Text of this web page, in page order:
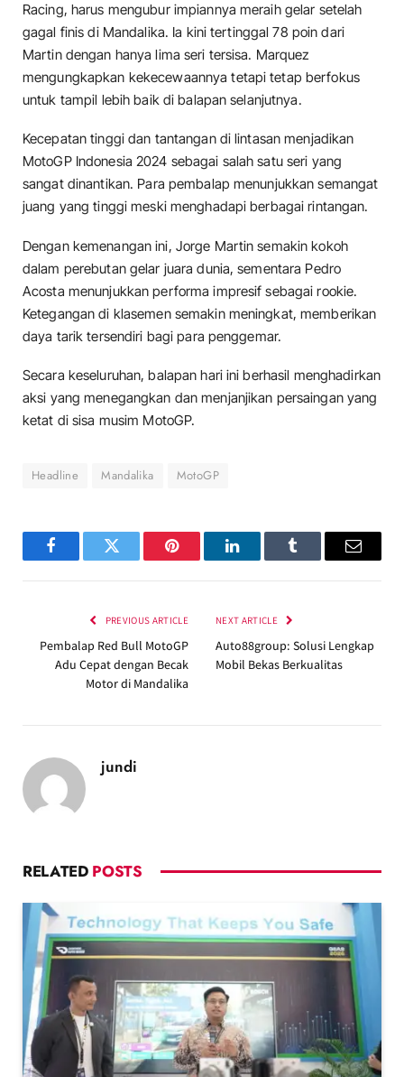
Racing, harus mengubur impiannya meraih gelar setelah
gagal finis di Mandalika. Ia kini tertinggal 78 poin dari
Martin dengan hanya lima seri tersisa. Marquez
mengungkapkan kekecewaannya tetapi tetap berfokus
untuk tampil lebih baik di balapan selanjutnya.
Kecepatan tinggi dan tantangan di lintasan menjadikan
MotoGP Indonesia 2024 sebagai salah satu seri yang
sangat dinantikan. Para pembalap menunjukkan semangat
juang yang tinggi meski menghadapi berbagai rintangan.
Dengan kemenangan ini, Jorge Martin semakin kokoh
dalam perebutan gelar juara dunia, sementara Pedro
Acosta menunjukkan performa impresif sebagai rookie.
Ketegangan di klasemen semakin meningkat, memberikan
daya tarik tersendiri bagi para penggemar.
Secara keseluruhan, balapan hari ini berhasil menghadirkan
aksi yang menegangkan dan menjanjikan persaingan yang
ketat di sisa musim MotoGP.
Headline Mandalika MotoGP
FacebookTwitter Pinterest LinkedInTumblr Email
PREVIOUS ARTICLE
Pembalap Red Bull MotoGP
Adu Cepat dengan Becak
Motor di Mandalika
NEXT ARTICLE
Auto88group: Solusi Lengkap
Mobil Bekas Berkualitas
jundi
RELATED POSTS